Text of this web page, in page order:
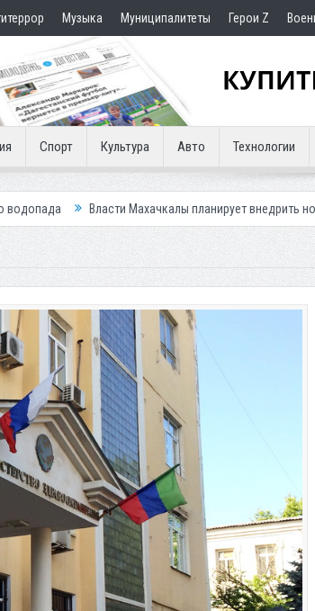
Музыка Муниципалитеты Герои Z
Спорт Культура Авто Технологии
Махачкалы планирует внедрить новую систему для